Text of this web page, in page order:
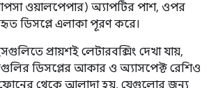
ওয়ালপেপার) অ্যাপটির পাশ, ওপর
ডিসপ্লে এলাকা পূরণ করে।
প্রায়শই লেটারবক্সিং দেখা যায়,
ডিসপ্লের আকার ও অ্যাসপেক্ট রেশিও